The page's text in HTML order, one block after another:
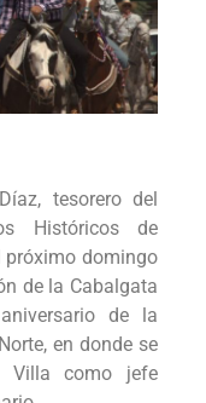
tesorero del
Históricos de
próximo domingo
de la Cabalgata
de la
en donde se
Villa como jefe